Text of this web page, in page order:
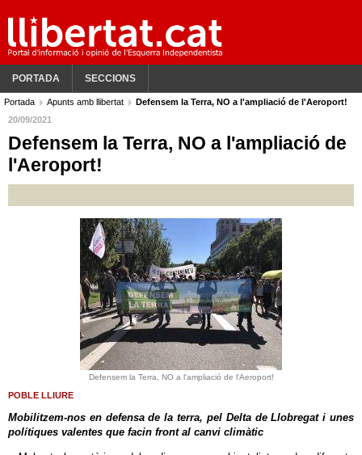
PORTADA SECCIONS
Portada Apunts amb llibertat
Defensem la Terra, NO a l'ampliació de l'Aeroport!
20/09/2021
Defensem la Terra, NO a l'ampliació de
l'Aeroport!
Defensem la Terra, NO a l'ampliació de l'Aeroport!
POBLE LLIURE
Mobilitzem-nos en defensa de la terra, pel Delta de Llobregat i unes
polítiques valentes que facin front al canvi climàtic